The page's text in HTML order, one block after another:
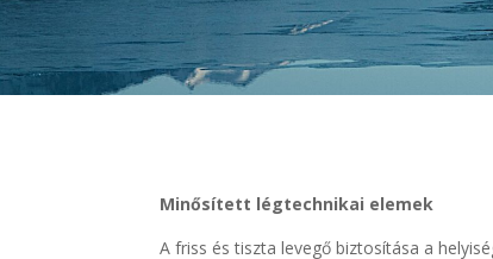
Minősített légtechnikai elemek
A friss és tiszta levegő biztosítása a